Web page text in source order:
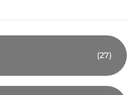
(27)